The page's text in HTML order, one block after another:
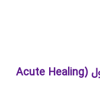
۱. فاز حاد ترمیم: ۷۲ ساعت طلایی اول (Acute Healing